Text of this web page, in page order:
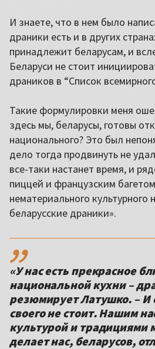
И знаете, что в нем было
драники есть и в других
принадлежит беларусам, и
Беларуси не стоит
драников в “Список
Такие формулировки меня
здесь мы, беларусы, готовы
национального? Это был
дело тогда продвинуть не
все-таки настанет время, и
пиццей и французским
нематериального
беларусские драники».
,,
«У нас есть прекрасное
национальной кухни –
резюмирует Латушко. – И
своего не стоит. Нашим
культурой и традициями
делает нас, беларусов,